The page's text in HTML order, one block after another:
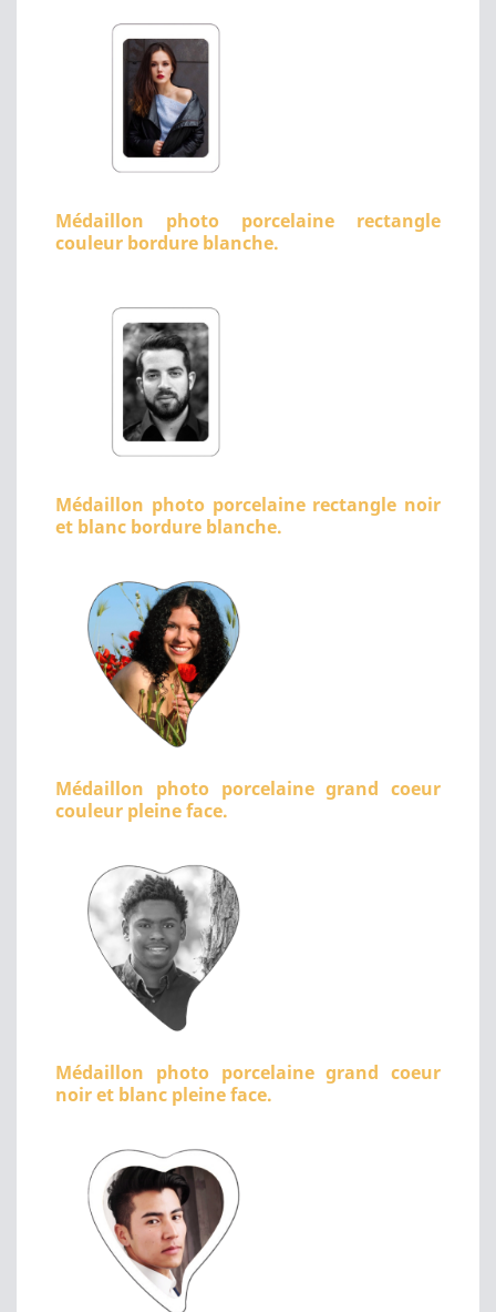
Médaillon photo porcelaine rectangle
couleur bordure blanche.
Médaillon photo porcelaine rectangle noir
et blanc bordure blanche.
Médaillon photo porcelaine grand coeur
couleur pleine face.
Médaillon photo porcelaine grand coeur
noir et blanc pleine face.